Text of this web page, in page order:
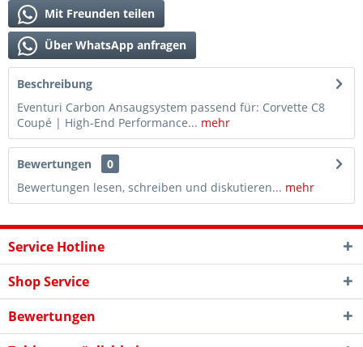
Mit Freunden teilen
Über WhatsApp anfragen
Beschreibung
Eventuri Carbon Ansaugsystem passend für: Corvette C8
Coupé | High-End Performance... mehr
Bewertungen
0
Bewertungen lesen, schreiben und diskutieren... mehr
Service Hotline
Shop Service
Bewertungen